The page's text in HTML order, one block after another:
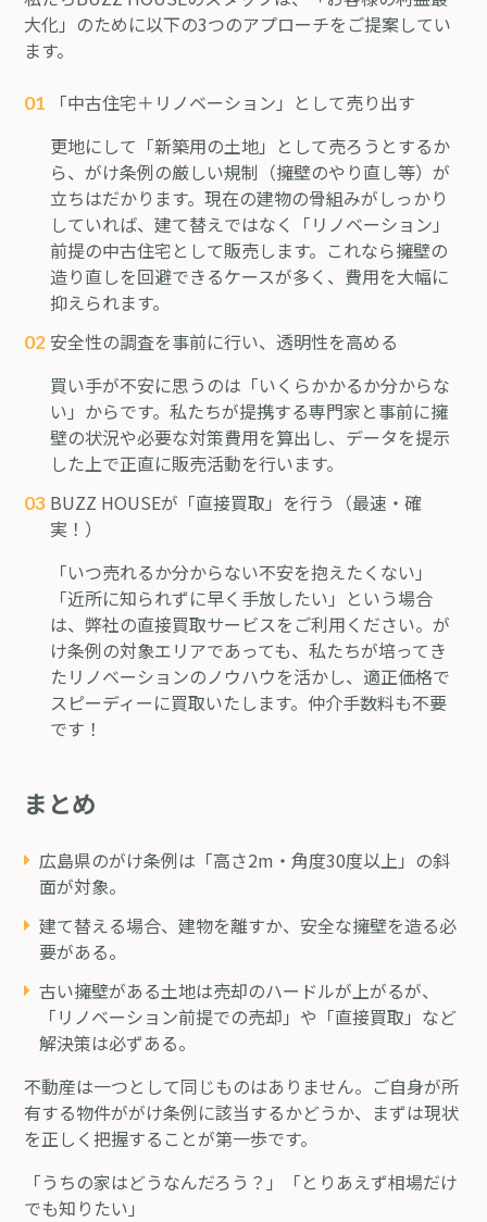
大化」のために以下の3つのアプローチをご提案してい
ます。
「中古住宅＋リノベーション」として売り出す
更地にして「新築用の土地」として売ろうとするか
ら、がけ条例の厳しい規制（擁壁のやり直し等）が
立ちはだかります。現在の建物の骨組みがしっかり
していれば、建て替えではなく「リノベーション」
前提の中古住宅として販売します。これなら擁壁の
造り直しを回避できるケースが多く、費用を大幅に
抑えられます。
安全性の調査を事前に行い、透明性を高める
買い手が不安に思うのは「いくらかかるか分からな
い」からです。私たちが提携する専門家と事前に擁
壁の状況や必要な対策費用を算出し、データを提示
した上で正直に販売活動を行います。
BUZZ HOUSEが「直接買取」を行う（最速・確
実！）
「いつ売れるか分からない不安を抱えたくない」
「近所に知られずに早く手放したい」という場合
は、弊社の直接買取サービスをご利用ください。が
け条例の対象エリアであっても、私たちが培ってき
たリノベーションのノウハウを活かし、適正価格で
スピーディーに買取いたします。仲介手数料も不要
です！
まとめ
広島県のがけ条例は「高さ2m・角度30度以上」の斜
面が対象。
建て替える場合、建物を離すか、安全な擁壁を造る必
要がある。
古い擁壁がある土地は売却のハードルが上がるが、
「リノベーション前提での売却」や「直接買取」など
解決策は必ずある。
不動産は一つとして同じものはありません。ご自身が所
有する物件ががけ条例に該当するかどうか、まずは現状
を正しく把握することが第一歩です。
「うちの家はどうなんだろう？」「とりあえず相場だけ
でも知りたい」